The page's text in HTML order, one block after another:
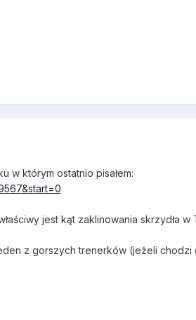
w którym ostatnio pisałem:
jest kąt zaklinowania skrzydła w
z gorszych trenerków (jeżeli